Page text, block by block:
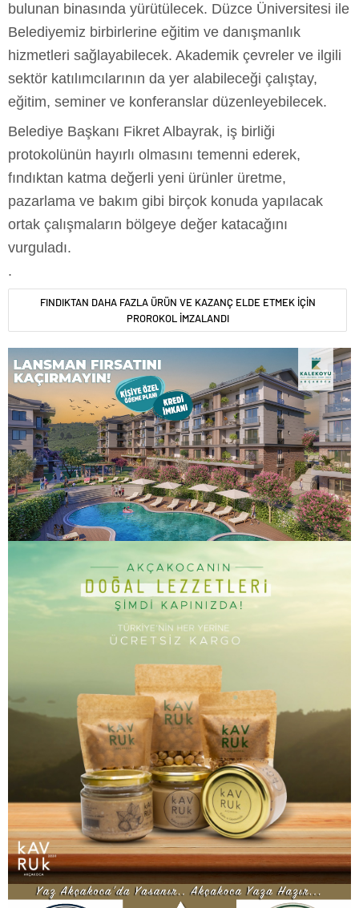
bulunan binasında yürütülecek. Düzce Üniversitesi ile
Belediyemiz birbirlerine eğitim ve danışmanlık
hizmetleri sağlayabilecek. Akademik çevreler ve ilgili
sektör katılımcılarının da yer alabileceği çalıştay,
eğitim, seminer ve konferanslar düzenleyebilecek.
Belediye Başkanı Fikret Albayrak, iş birliği
protokolünün hayırlı olmasını temenni ederek,
fındıktan katma değerli yeni ürünler üretme,
pazarlama ve bakım gibi birçok konuda yapılacak
ortak çalışmaların bölgeye değer katacağını
vurguladı.
.
FINDIKTAN DAHA FAZLA ÜRÜN VE KAZANÇ ELDE ETMEK İÇİN
PROROKOL İMZALANDI